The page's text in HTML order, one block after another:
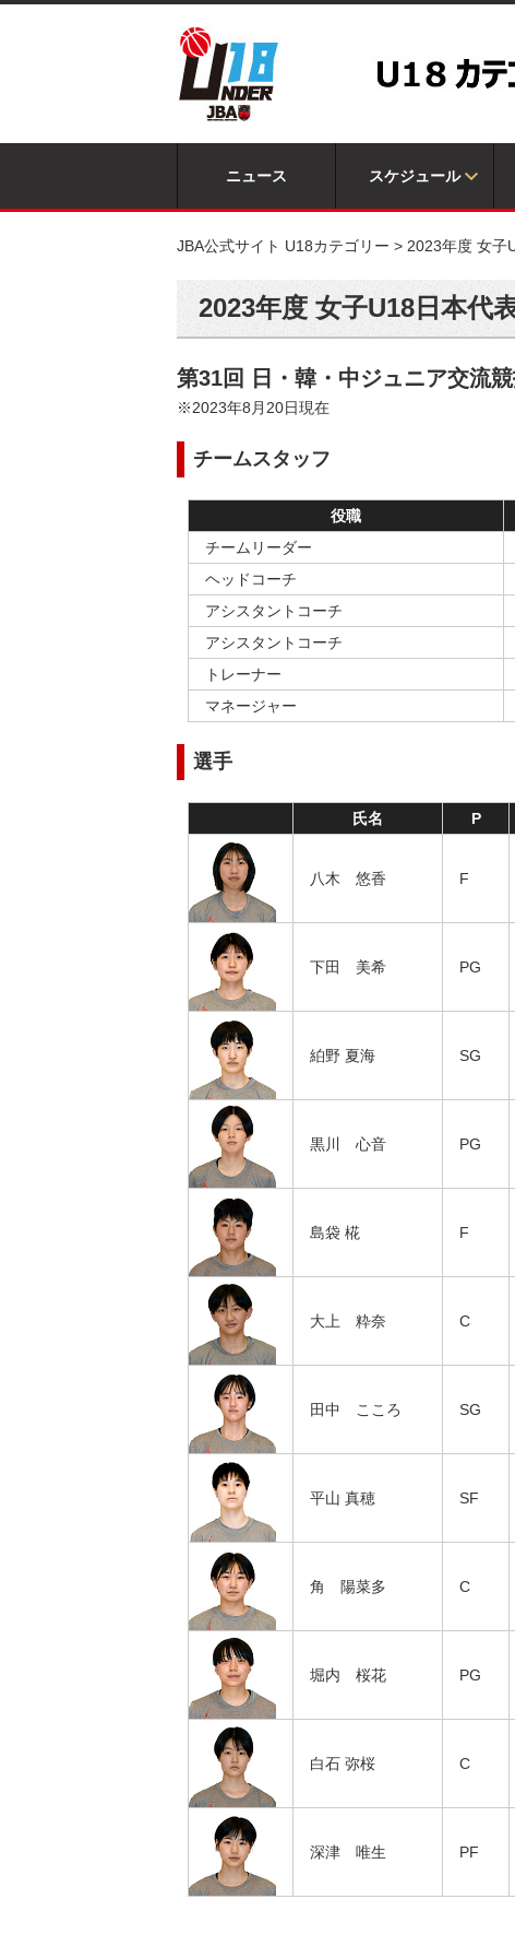
ニュース スケジュール
JBA公式サイト U18カテゴリー > 2023年度 女子
2023年度 女子U18日本代
第31回 日・韓・中ジュニア交流
※2023年8月20日現在
チームスタッフ
役職
チームリーダー
ヘッドコーチ
アシスタントコーチ
アシスタントコーチ
トレーナー
マネージャー
選手
氏名 P
八木 悠香 F
下田 美希 PG
絈野 夏海 SG
黒川 心音 PG
島袋 椛 F
大上 粋奈 C
田中 こころ SG
平山 真穂 SF
角 陽菜多 C
堀内 桜花 PG
白石 弥桜 C
深津 唯生 PF